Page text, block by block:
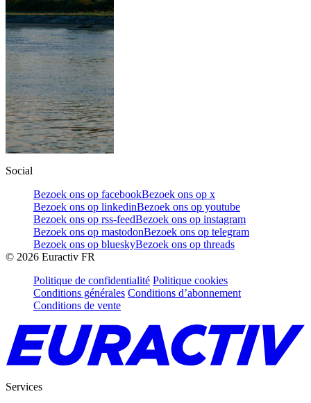
Social
Bezoek ons op facebookBezoek ons op x
Bezoek ons op linkedinBezoek ons op youtube
Bezoek ons op rss-feedBezoek ons op instagram
Bezoek ons op mastodonBezoek ons op telegram
Bezoek ons op blueskyBezoek ons op threads
© 2026 Euractiv FR
Politique de confidentialité Politique cookies
Conditions générales Conditions d’abonnement
Conditions de vente
Services